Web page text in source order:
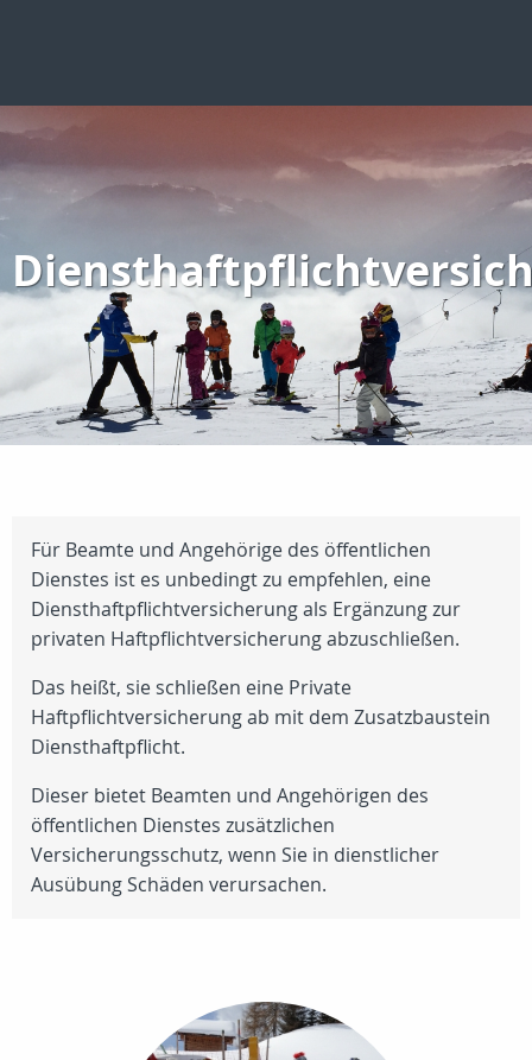
Für Beamte und Angehörige des öffentlichen
Dienstes ist es unbedingt zu empfehlen, eine
Diensthaftpflichtversicherung als Ergänzung zur
privaten Haftpflichtversicherung abzuschließen.
Das heißt, sie schließen eine Private
Haftpflichtversicherung ab mit dem Zusatzbaustein
Diensthaftpflicht.
Dieser bietet Beamten und Angehörigen des
öffentlichen Dienstes zusätzlichen
Versicherungsschutz, wenn Sie in dienstlicher
Ausübung Schäden verursachen.